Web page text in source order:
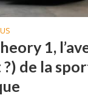
1,
?) de la